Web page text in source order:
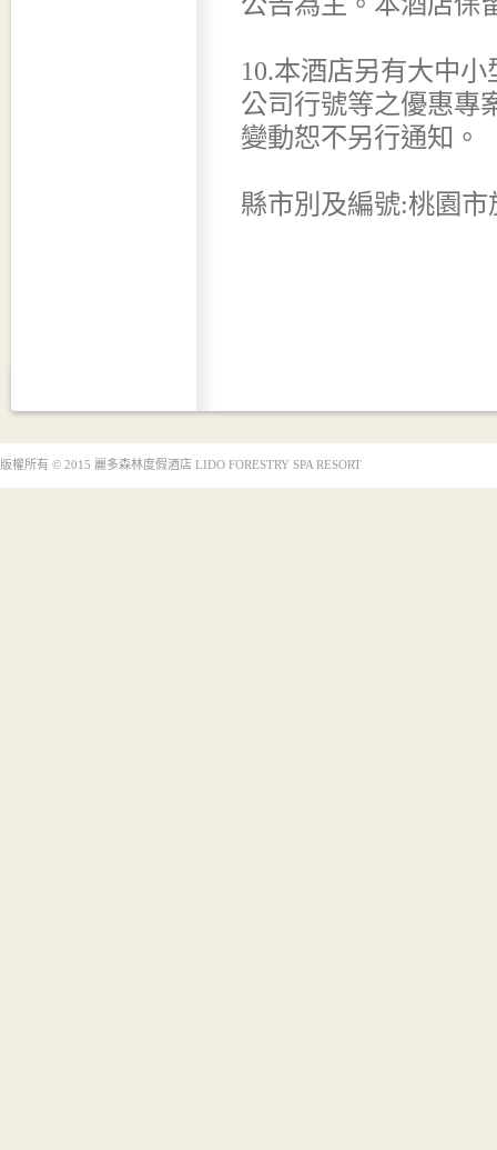
10.本酒店另有大中
公司行號等之優惠專
變動恕不另行通知。
縣市別及編號:桃園市
版權所有 © 2015 麗多森林度假酒店 LIDO FORESTRY SPA RESORT